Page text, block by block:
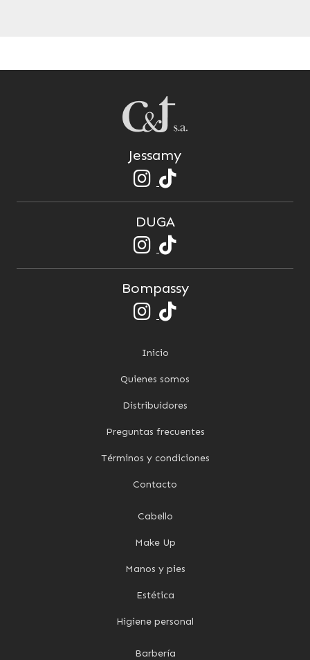
Jessamy
DUGA
Bompassy
Inicio
Quienes somos
Distribuidores
Preguntas frecuentes
Términos y condiciones
Contacto
Cabello
Make Up
Manos y pies
Estética
Higiene personal
Barbería